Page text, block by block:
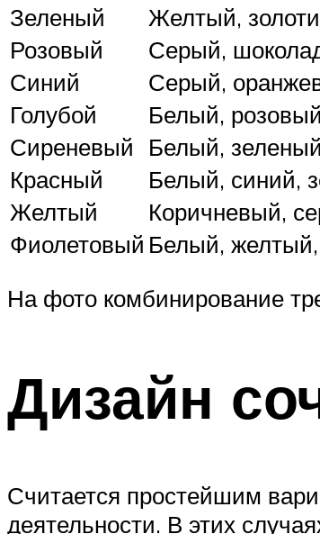
Зеленый
Желтый,
Розовый
Серый,
Синий
Серый,
Голубой
Белый,
Сиреневый
Белый,
Красный
Белый, синий,
Желтый
Коричневый,
Фиолетовый Белый,
На фото комбинирование
Дизайн
Считается простейшим
деятельности. В этих